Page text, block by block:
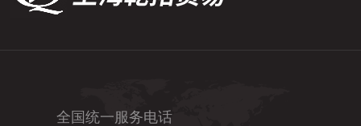
全国统一服务电话